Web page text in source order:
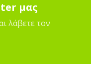
μας
λάβετε τον